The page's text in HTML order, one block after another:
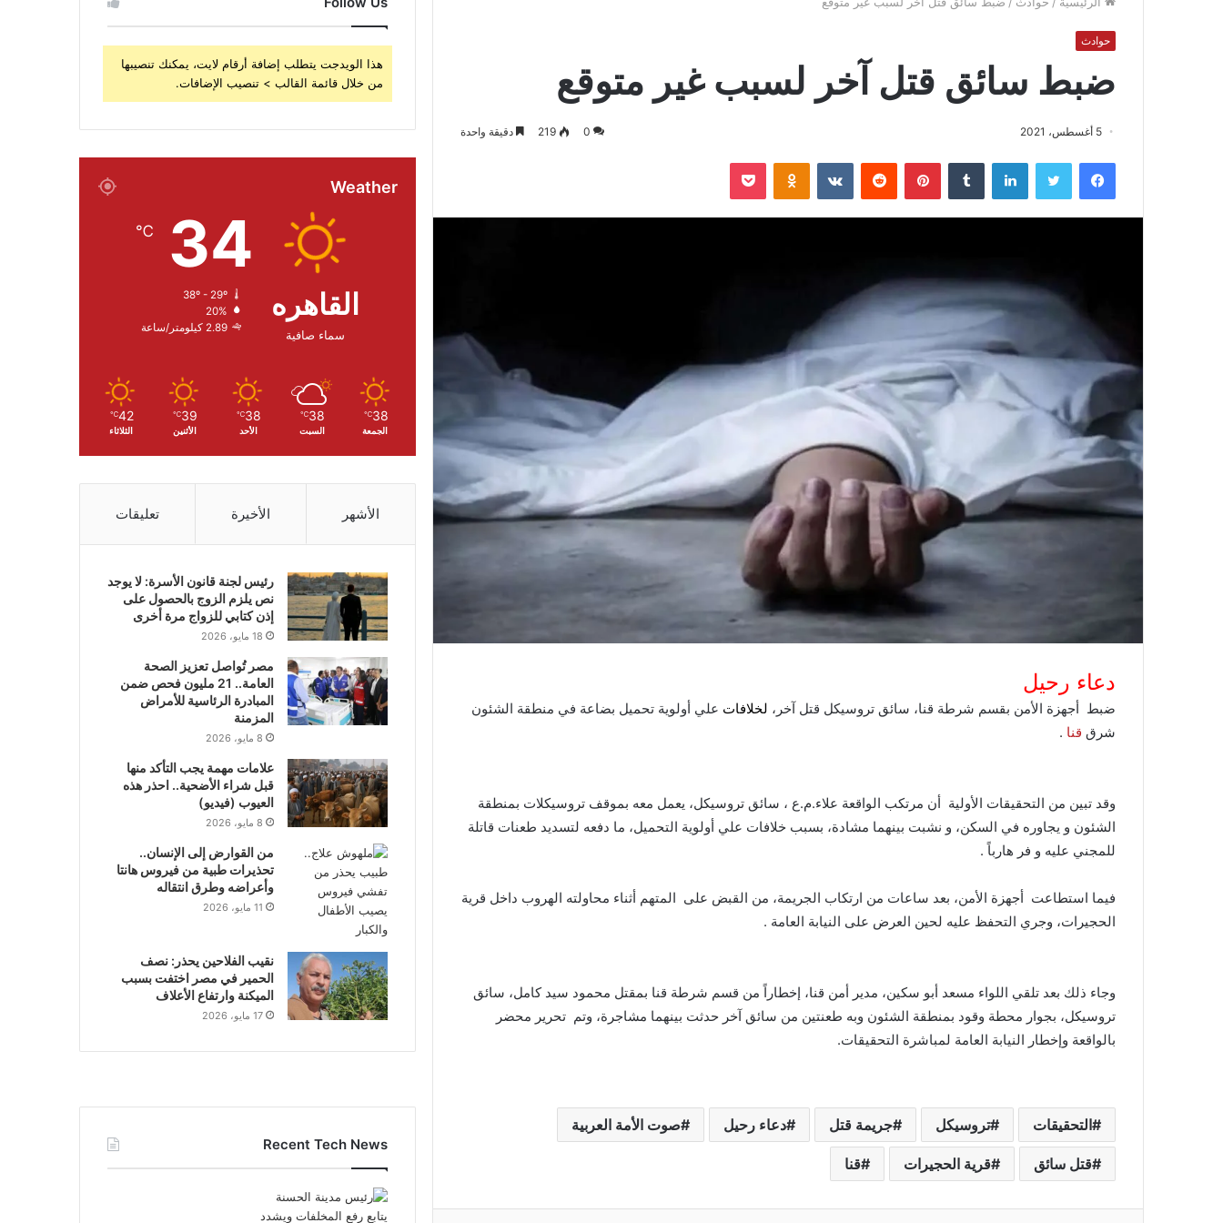
حوادث
ضبط سائق قتل آخر لسبب غير متوقع
5 أغسطس، 2021 0
219 دقيقة واحدة
فيسبوك تويتر لينكدإن بينتيريست Odnoklassniki
بوكيت
دعاء رحيل
ضبط أجهزة الأمن بقسم شرطة قنا، سائق تروسيكل قتل آخر، لخلافات علي أولوية تحميل بضاعة في منطقة الشئون
شرق قنا .
وقد تبين من التحقيقات الأولية أن مرتكب الواقعة علاء.م.ع ، سائق تروسيكل، يعمل معه بموقف تروسيكلات بمنطقة
الشئون و يجاوره في السكن، و نشبت بينهما مشادة، بسبب خلافات علي أولوية التحميل، ما دفعه لتسديد طعنات قاتلة
للمجني عليه و فر هارباً .
فيما استطاعت أجهزة الأمن، بعد ساعات من ارتكاب الجريمة، من القبض على المتهم أثناء محاولته الهروب داخل قرية
الحجيرات، وجري التحفظ عليه لحين العرض على النيابة العامة .
وجاء ذلك بعد تلقي اللواء مسعد أبو سكين، مدير أمن قنا، إخطاراً من قسم شرطة قنا بمقتل محمود سيد كامل، سائق
تروسيكل، بجوار محطة وقود بمنطقة الشئون وبه طعنتين من سائق آخر حدثت بينهما مشاجرة، وتم تحرير محضر
بالواقعة وإخطار النيابة العامة لمباشرة التحقيقات.
التحقيقات تروسيكل جريمة قتل دعاء رحيل صوت الأمة العربية
قتل سائق قرية الحجيرات قنا
هذا الويدجت يتطلب إضافة أرقام لايت، يمكنك تنصيبها
من خلال قائمة القالب > تنصيب الإضافات.
Weather
القاهره
سماء صافية
34
℃
38º - 29º
20%
2.89 كيلومتر/ساعة
38
℃
الجمعة
38
℃
السبت
38
℃
الأحد
39
℃
الأثنين
42
℃
الثلاثاء
الأشهر الأخيرة تعليقات
رئيس لجنة قانون الأسرة: لا يوجد
نص يلزم الزوج بالحصول على
إذن كتابي للزواج مرة أخرى
18 مايو، 2026
مصر تُواصل تعزيز الصحة
العامة.. 21 مليون فحص ضمن
المبادرة الرئاسية للأمراض
المزمنة
8 مايو، 2026
علامات مهمة يجب التأكد منها
قبل شراء الأضحية.. احذر هذه
العيوب (فيديو)
8 مايو، 2026
من القوارض إلى الإنسان..
تحذيرات طبية من فيروس هانتا
وأعراضه وطرق انتقاله
11 مايو، 2026
نقيب الفلاحين يحذر: نصف
الحمير في مصر اختفت بسبب
الميكنة وارتفاع الأعلاف
17 مايو، 2026
Recent Tech News